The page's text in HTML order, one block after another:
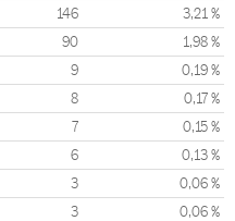
146 3,21 %
90 1,98 %
9 0,19 %
8 0,17 %
7 0,15 %
6 0,13 %
3 0,06 %
3 0,06 %